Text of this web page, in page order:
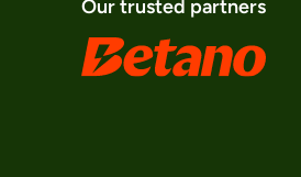
Our trusted partners